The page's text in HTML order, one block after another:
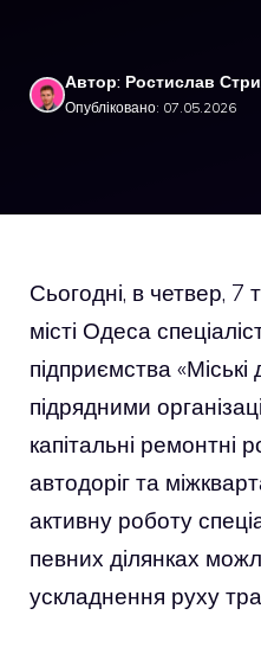
Автор: Ростислав
Опубліковано: 07.05.2026
Сьогодні, в четвер, 7
місті Одеса
підприємства «Міські
підрядними
капітальні ремонтні
автодоріг та
активну роботу
певних ділянках
ускладнення руху